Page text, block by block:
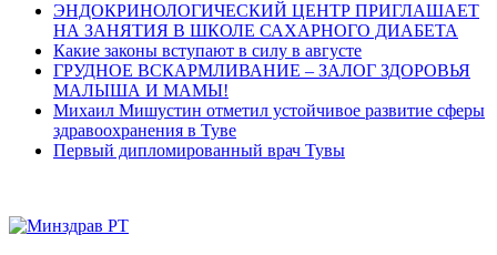
ЭНДОКРИНОЛОГИЧЕСКИЙ ЦЕНТР ПРИГЛАШАЕТ
НА ЗАНЯТИЯ В ШКОЛЕ САХАРНОГО ДИАБЕТА
Какие законы вступают в силу в августе
ГРУДНОЕ ВСКАРМЛИВАНИЕ – ЗАЛОГ ЗДОРОВЬЯ
МАЛЫША И МАМЫ!
Михаил Мишустин отметил устойчивое развитие сферы
здравоохранения в Туве
Первый дипломированный врач Тувы